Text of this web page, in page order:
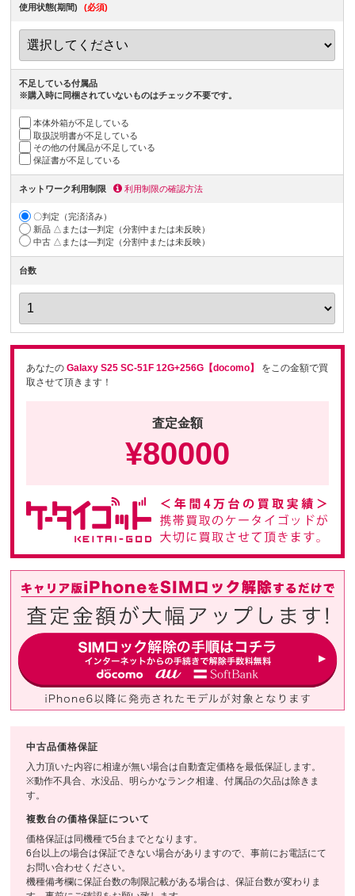
使用状態(期間) (必須)
不足している付属品
※購入時に同梱されていないものはチェック不要です。
本体外箱が不足している
取扱説明書が不足している
その他の付属品が不足している
保証書が不足している
ネットワーク利用制限 利用制限の確認方法
〇判定（完済済み）
新品 △または―判定（分割中または未反映）
中古 △または―判定（分割中または未反映）
台数
あなたのGalaxy S25 SC-51F 12G+256G【docomo】
をこの金額で買
取させて頂きます！
査定金額
¥80000
中古品価格保証
入力頂いた内容に相違が無い場合は自動査定価格を最低保証します。
※動作不具合、水没品、明らかなランク相違、付属品の欠品は除きま
す。
複数台の価格保証について
価格保証は同機種で5台までとなります。
6台以上の場合は保証できない場合がありますので、事前にお電話にて
お問い合わせください。
機種備考欄に保証台数の制限記載がある場合は、保証台数が変わりま